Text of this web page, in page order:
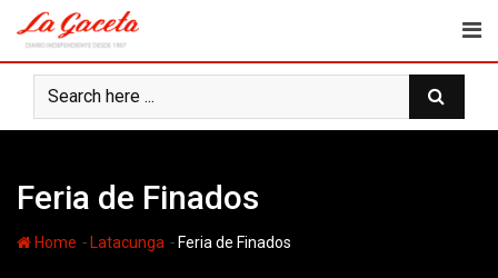
content
Feria de Finados
Home - Latacunga - Feria de Finados